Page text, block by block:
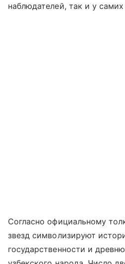
наблюдателей, так и у
Согласно официальному
звезд символизируют
государственности и